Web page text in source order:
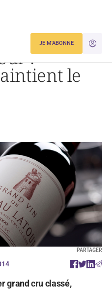
JE
JE M'ABONNE
cap
:
le
PARTAGER
grand cru classé,